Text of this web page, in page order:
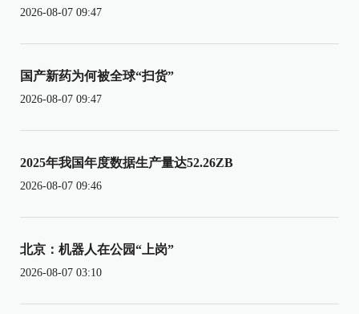
2026-08-07 09:47
国产新药为何被全球“扫货”
2026-08-07 09:47
2025年我国年度数据生产量达52.26ZB
2026-08-07 09:46
北京：机器人在公园“上岗”
2026-08-07 03:10